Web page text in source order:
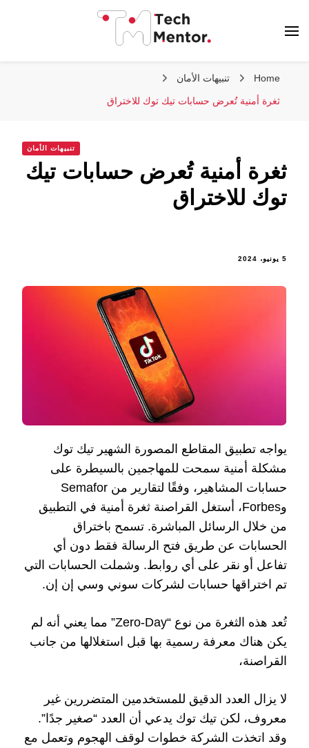
Home تنبيهات الأمان
ثغرة أمنية تُعرض حسابات تيك توك للاختراق
تنبيهات الأمان
ثغرة أمنية تُعرض حسابات تيك
توك للاختراق
5 يونيو، 2024
يواجه تطبيق المقاطع المصورة الشهير تيك توك
مشكلة أمنية سمحت للمهاجمين بالسيطرة على
حسابات المشاهير، وفقًا لتقارير من Semafor
وForbes، أستغل القراصنة ثغرة أمنية في التطبيق
من خلال الرسائل المباشرة. تسمح باختراق
الحسابات عن طريق فتح الرسالة فقط دون أي
تفاعل أو نقر على أي روابط. وشملت الحسابات التي
تم اختراقها حسابات لشركات سوني وسي إن إن.
تُعد هذه الثغرة من نوع “Zero-Day” مما يعني أنه لم
يكن هناك معرفة رسمية بها قبل استغلالها من جانب
القراصنة،
لا يزال العدد الدقيق للمستخدمين المتضررين غير
معروف، لكن تيك توك يدعي أن العدد “صغير جدًا”.
وقد اتخذت الشركة خطوات لوقف الهجوم وتعمل مع